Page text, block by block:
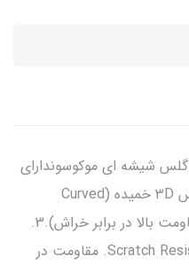
MOCOSON TEMPERED GLASSگلس شیشه ای موکوسوندارای
پک مقوایی و پد1. نوع محافظ: گلس 3D خمیده (Curved
Surface).2. سختی سطح: 9H (مقاومت بالا در برابر خراش).3.
مقاوم در برابر خط و خش: Scratch Resistant.4. مقاومت در